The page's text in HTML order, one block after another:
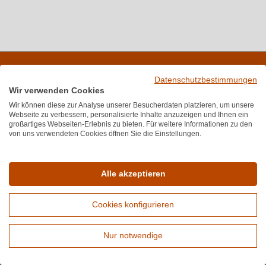
Melden Sie sich für unseren Newsletter an
Unterstützung und Beratung unter:
+49 (0) 89 416 137 060
Mo-Fr, 10:00 - 17:00 Uhr
Mail:info@wirwinzer.de
Bewertungen
★ ★ ★ ★ ★
★4,7 (6.689)
Erweiterte Suche
Datenschutzbestimmungen
Wir verwenden Cookies
Wir können diese zur Analyse unserer Besucherdaten platzieren, um unsere
Webseite zu verbessern, personalisierte Inhalte anzuzeigen und Ihnen ein
großartiges Webseiten-Erlebnis zu bieten. Für weitere Informationen zu den
von uns verwendeten Cookies öffnen Sie die Einstellungen.
Alle akzeptieren
Cookies konfigurieren
Nur notwendige